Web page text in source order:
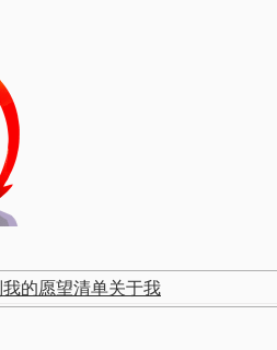
我的愿望清单关于我